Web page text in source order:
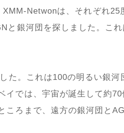
Netwonは、それぞれ25
と銀河団を探しました。こ
た。これは100の明るい銀河
イでは、宇宙が誕生して約
ころまで、遠方の銀河団と